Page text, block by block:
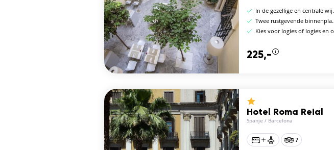
In de gezellige en centrale wijk Santa Cruz
Twee rustgevende binnenplaatsen
Kies voor logies of logies en ontbijt
225,-
Hotel Roma Reial
Spanje / Barcelona
7